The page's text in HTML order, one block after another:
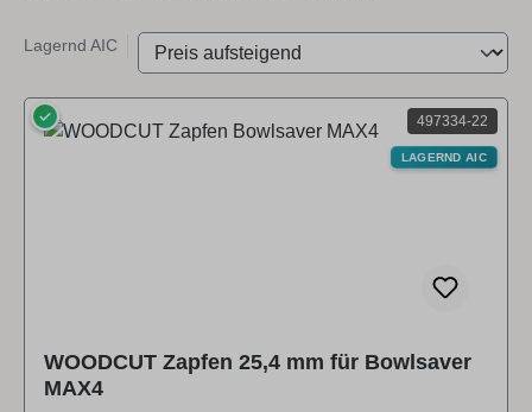
Lagernd AIC
497334-22
✓
LAGERND AIC
WOODCUT Zapfen 25,4 mm für Bowlsaver
MAX4